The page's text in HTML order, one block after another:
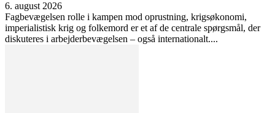
6. august 2026
Fagbevægelsen rolle i kampen mod oprustning, krigsøkonomi,
imperialistisk krig og folkemord er et af de centrale spørgsmål, der
diskuteres i arbejderbevægelsen – også internationalt....